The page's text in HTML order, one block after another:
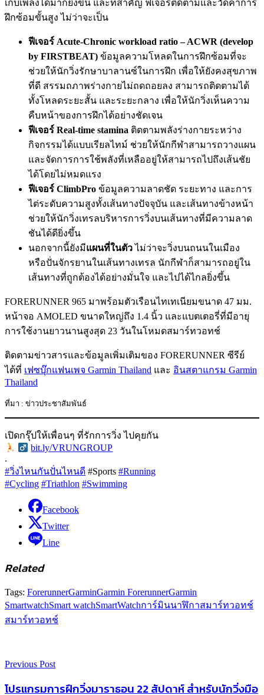
เก็บเพลงได้มากยิ่งขึ้น และที่สำคัญ ฟีเจอร์ติดตามและวัดค่าการ
ฝึกซ้อมขั้นสูง ไม่ว่าจะเป็น
ฟีเจอร์ Acute-Chronic workload ratio – ACWR (develop
by FIRSTBEAT) ข้อมูลความโหลดในการฝึกซ้อมที่จะ
ช่วยให้นักวิ่งรักษาบาลานซ์ในการฝึก เพื่อให้ยังคงสุขภาพ
ที่ดี สรรมถภาพร่างกายไม่ถดถอยลง สามารถติดตามได้
ทั้งโหลดระยะสั้น และระยะกลาง เพื่อให้นักวิ่งเห็นความ
คืบหน้าของการฝึกได้อย่างชัดเจน
ฟีเจอร์ Real-time stamina ติดตามพลังร่างกายระหว่าง
กิจกรรมได้แบบเรียลไทม์ ช่วยให้นักกีฬาสามารถวางแผน
และจัดการการใช้พลังที่เหลืออยู่ให้สามารถไปถึงเส้นชัย
ได้โดยไม่หมดแรง
ฟีเจอร์ ClimbPro ข้อมูลความลาดชัด ระยะทาง และการ
ไต่ระดับความสูงทั้งเส้นทางปัจจุบัน และเส้นทางข้างหน้า
ช่วยให้นักวิ่งเทรลบริหารการวิ่งบนเส้นทางที่มีความลาด
ชันได้ดียิ่งขึ้น
นอกจากนี้ยังมีแผนที่ในตัวไม่ว่าจะวิ่งบนถนนในเมือง
หรือปั่นจักรยานในเส้นทางเทรล นักกีฬาก็สามารถอยู่ใน
เส้นทางที่ถูกต้องได้อย่างมั่นใจ และไปได้ไกลยิ่งขึ้น
FORERUNNER 965 มาพร้อมตัวเรือนไทเทเนียมขนาด 47 มม.
หน้าจอ AMOLED ขนาดใหญ่ถึง 1.4 นิ้ว และแบตเตอรี่ที่มีอายุ
การใช้งานยาวนานสูงสุด 23 วันในโหมดสมาร์ทวอทช์
ติดตามข่าวสารและข้อมูลเพิ่มเติมของ FORERUNNER ซีรีย์
ได้ที่ เฟซบุ๊กแฟนเพจ Garmin Thailand และ อินสตาแกรม Garmin
Thailand
ที่มา : ข่าวประชาสัมพันธ์
เปิดกรุ๊ปให้เพื่อนๆ ที่รักการวิ่ง ไปคุยกัน
bit.ly/VRUNGROUP
.
#วิ่งไหนกันปั่นไหนดี #Sports #Running
#Cycling #Triathlon #Swimming
Facebook
Twitter
Line
Related
Tags: ForerunnerGarminGarmin ForerunnerGarmin
SmartwatchSmart watchSmartWatchการ์มินนาฬิกาสมาร์ทวอทช์
สมาร์ทวอทช์
Previous Post
โปรแกรมการฝึกวิ่งมาราธอน 22 สัปดาห์ สำหรับนักวิ่งมือ